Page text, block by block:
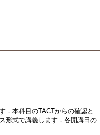
．本科目のTACTからの確認と
形式で講義します．各開講日の